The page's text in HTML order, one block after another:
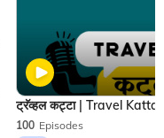
100 Episodes